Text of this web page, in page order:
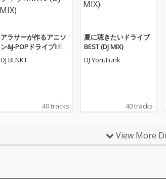
アラサーが作るアニソ
ン&J-POPドライブMIX1
9 (DJ MIX)
DJ BLNKT
40 tracks
夏に聴きたいドライブ
BEST (DJ MIX)
DJ YoruFunk
40 tracks
View More